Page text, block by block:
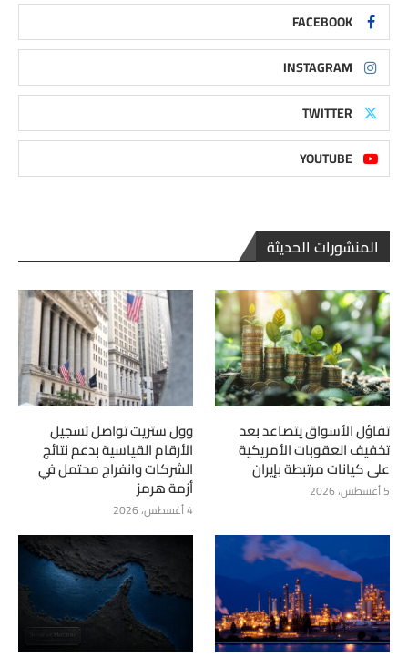
FACEBOOK
INSTAGRAM
TWITTER
YOUTUBE
المنشورات الحديثة
تفاؤل الأسواق يتصاعد بعد
تخفيف العقوبات الأمريكية
على كيانات مرتبطة بإيران
5 أغسطس، 2026
وول ستريت تواصل تسجيل
الأرقام القياسية بدعم نتائج
الشركات وانفراج محتمل في
أزمة هرمز
4 أغسطس، 2026